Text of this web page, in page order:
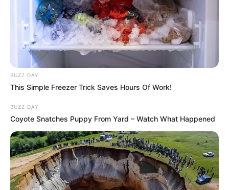
BUZZ DAY
This Simple Freezer Trick Saves Hours Of Work!
BUZZ DAY
Coyote Snatches Puppy From Yard – Watch What Happened